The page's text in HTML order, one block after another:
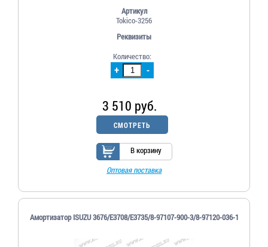
Артикул
Tokico-3256
Реквизиты
+ -
Количество:
3 510 руб.
СМОТРЕТЬ
В корзину
Оптовая поставка
Амортизатор ISUZU 3676/E3708/E3735/8-97107-900-3/8-97120-036-1